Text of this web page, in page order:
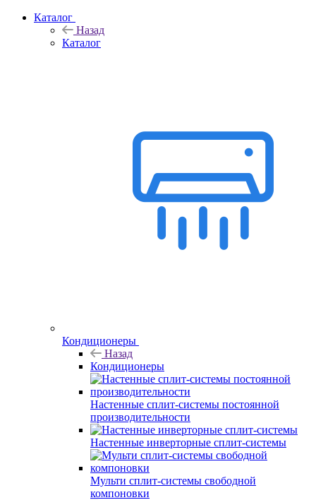
Каталог
Назад
Каталог
Кондиционеры
Назад
Кондиционеры
Настенные сплит-системы постоянной
производительности
Настенные инверторные сплит-системы
Мульти сплит-системы свободной
компоновки